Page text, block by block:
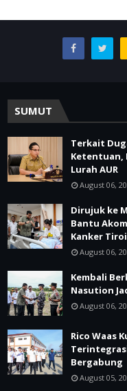
SUMUT
Terkait
Ketentuan,
Lurah AUR
August 06,
Dirujuk ke
Bantu
Kanker
August 06,
Kembali
Nasution
August 06,
Rico Waas
Terintegrasi
Bergabung
August 05,